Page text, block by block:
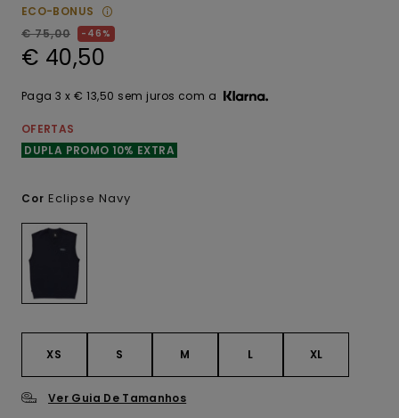
ECO-BONUS
€ 75,00
46%
€ 40,50
Paga 3 x € 13,50 sem juros com a
OFERTAS
DUPLA PROMO 10% EXTRA
Cor Eclipse Navy
XS S M L XL
Ver Guia De Tamanhos